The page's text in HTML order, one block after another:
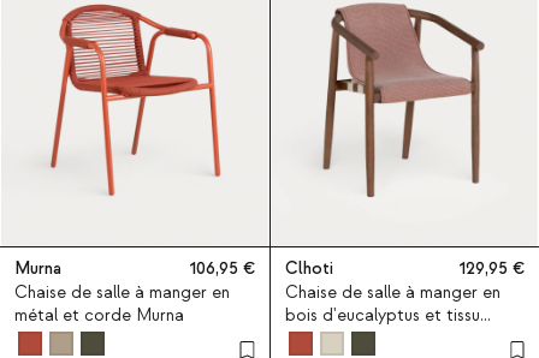
Murna
106,95
Chaise de salle à manger en
métal et corde Murna
Clhoti
129,95
Chaise de salle à manger en
bois d'eucalyptus et tissu
Clhoti